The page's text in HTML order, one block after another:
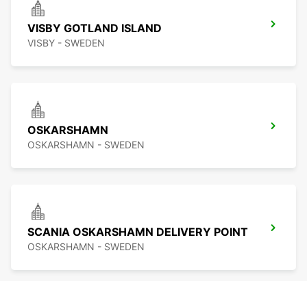
VISBY GOTLAND ISLAND
VISBY - SWEDEN
OSKARSHAMN
OSKARSHAMN - SWEDEN
SCANIA OSKARSHAMN DELIVERY POINT
OSKARSHAMN - SWEDEN